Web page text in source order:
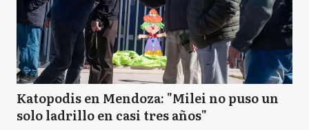
LF Las Flores
L Lezama
Katopodis en Mendoza: "Milei no puso un
solo ladrillo en casi tres años"